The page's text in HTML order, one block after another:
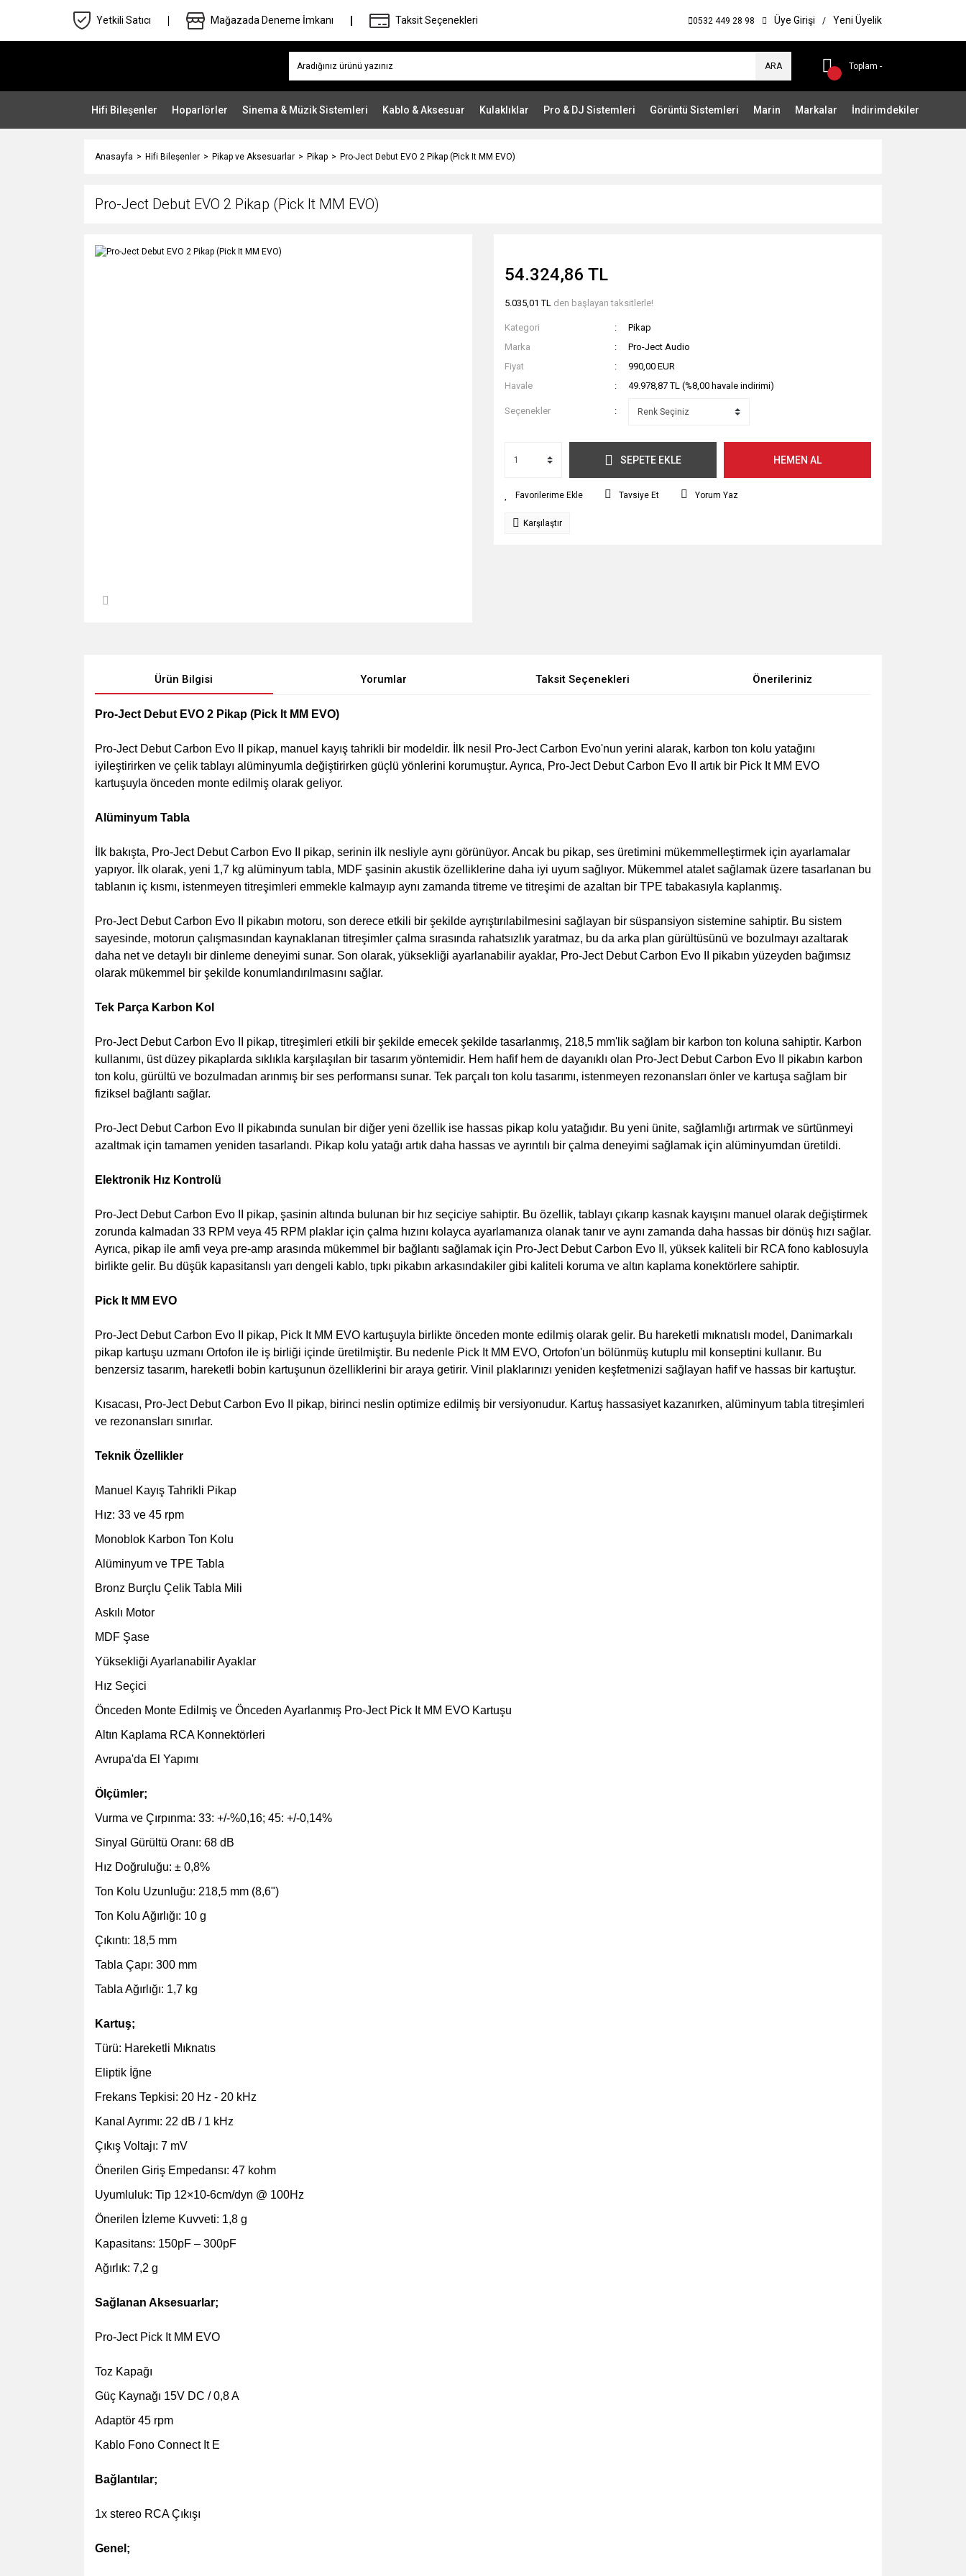
Yetkili Satıcı Mağazada Deneme İmkanı Taksit Seçenekleri 0532 449 28 98 Üye Girişi / Yeni Üyelik
ARA Toplam -
Hifi Bileşenler Hoparlörler Sinema & Müzik Sistemleri Kablo & Aksesuar Kulaklıklar Pro & DJ Sistemleri Görüntü Sistemleri Marin Markalar İndirimdekiler
Anasayfa Hifi Bileşenler Pikap ve Aksesuarlar Pikap Pro-Ject Debut EVO 2 Pikap (Pick It MM EVO)
Pro-Ject Debut EVO 2 Pikap (Pick It MM EVO)
54.324,86 TL
5.035,01 TL den başlayan taksitlerle!
Kategori
Pikap
Marka
Pro-Ject Audio
Fiyat
990,00 EUR
Havale
49.978,87 TL (%8,00 havale indirimi)
Seçenekler
SEPETE EKLE HEMEN AL
Tavsiye Et Yorum Yaz
Karşılaştır
Ürün Bilgisi Yorumlar Taksit Seçenekleri Önerileriniz
Pro-Ject Debut EVO 2 Pikap (Pick It MM EVO)
Pro-Ject Debut Carbon Evo II pikap, manuel kayış tahrikli bir modeldir. İlk nesil Pro-Ject Carbon Evo'nun yerini alarak, karbon ton kolu yatağını
iyileştirirken ve çelik tablayı alüminyumla değiştirirken güçlü yönlerini korumuştur. Ayrıca, Pro-Ject Debut Carbon Evo II artık bir Pick It MM EVO
kartuşuyla önceden monte edilmiş olarak geliyor.
Alüminyum Tabla
İlk bakışta, Pro-Ject Debut Carbon Evo II pikap, serinin ilk nesliyle aynı görünüyor. Ancak bu pikap, ses üretimini mükemmelleştirmek için ayarlamalar
yapıyor. İlk olarak, yeni 1,7 kg alüminyum tabla, MDF şasinin akustik özelliklerine daha iyi uyum sağlıyor. Mükemmel atalet sağlamak üzere tasarlanan bu
tablanın iç kısmı, istenmeyen titreşimleri emmekle kalmayıp aynı zamanda titreme ve titreşimi de azaltan bir TPE tabakasıyla kaplanmış.
Pro-Ject Debut Carbon Evo II pikabın motoru, son derece etkili bir şekilde ayrıştırılabilmesini sağlayan bir süspansiyon sistemine sahiptir. Bu sistem
sayesinde, motorun çalışmasından kaynaklanan titreşimler çalma sırasında rahatsızlık yaratmaz, bu da arka plan gürültüsünü ve bozulmayı azaltarak
daha net ve detaylı bir dinleme deneyimi sunar. Son olarak, yüksekliği ayarlanabilir ayaklar, Pro-Ject Debut Carbon Evo II pikabın yüzeyden bağımsız
olarak mükemmel bir şekilde konumlandırılmasını sağlar.
Tek Parça Karbon Kol
Pro-Ject Debut Carbon Evo II pikap, titreşimleri etkili bir şekilde emecek şekilde tasarlanmış, 218,5 mm'lik sağlam bir karbon ton koluna sahiptir. Karbon
kullanımı, üst düzey pikaplarda sıklıkla karşılaşılan bir tasarım yöntemidir. Hem hafif hem de dayanıklı olan Pro-Ject Debut Carbon Evo II pikabın karbon
ton kolu, gürültü ve bozulmadan arınmış bir ses performansı sunar. Tek parçalı ton kolu tasarımı, istenmeyen rezonansları önler ve kartuşa sağlam bir
fiziksel bağlantı sağlar.
Pro-Ject Debut Carbon Evo II pikabında sunulan bir diğer yeni özellik ise hassas pikap kolu yatağıdır. Bu yeni ünite, sağlamlığı artırmak ve sürtünmeyi
azaltmak için tamamen yeniden tasarlandı. Pikap kolu yatağı artık daha hassas ve ayrıntılı bir çalma deneyimi sağlamak için alüminyumdan üretildi.
Elektronik Hız Kontrolü
Pro-Ject Debut Carbon Evo II pikap, şasinin altında bulunan bir hız seçiciye sahiptir. Bu özellik, tablayı çıkarıp kasnak kayışını manuel olarak değiştirmek
zorunda kalmadan 33 RPM veya 45 RPM plaklar için çalma hızını kolayca ayarlamanıza olanak tanır ve aynı zamanda daha hassas bir dönüş hızı sağlar.
Ayrıca, pikap ile amfi veya pre-amp arasında mükemmel bir bağlantı sağlamak için Pro-Ject Debut Carbon Evo II, yüksek kaliteli bir RCA fono kablosuyla
birlikte gelir. Bu düşük kapasitanslı yarı dengeli kablo, tıpkı pikabın arkasındakiler gibi kaliteli koruma ve altın kaplama konektörlere sahiptir.
Pick It MM EVO
Pro-Ject Debut Carbon Evo II pikap, Pick It MM EVO kartuşuyla birlikte önceden monte edilmiş olarak gelir. Bu hareketli mıknatıslı model, Danimarkalı
pikap kartuşu uzmanı Ortofon ile iş birliği içinde üretilmiştir. Bu nedenle Pick It MM EVO, Ortofon'un bölünmüş kutuplu mil konseptini kullanır. Bu
benzersiz tasarım, hareketli bobin kartuşunun özelliklerini bir araya getirir. Vinil plaklarınızı yeniden keşfetmenizi sağlayan hafif ve hassas bir kartuştur.
Kısacası, Pro-Ject Debut Carbon Evo II pikap, birinci neslin optimize edilmiş bir versiyonudur. Kartuş hassasiyet kazanırken, alüminyum tabla titreşimleri
ve rezonansları sınırlar.
Teknik Özellikler
Manuel Kayış Tahrikli Pikap
Hız: 33 ve 45 rpm
Monoblok Karbon Ton Kolu
Alüminyum ve TPE Tabla
Bronz Burçlu Çelik Tabla Mili
Askılı Motor
MDF Şase
Yüksekliği Ayarlanabilir Ayaklar
Hız Seçici
Önceden Monte Edilmiş ve Önceden Ayarlanmış Pro-Ject Pick It MM EVO Kartuşu
Altın Kaplama RCA Konnektörleri
Avrupa'da El Yapımı
Ölçümler;
Vurma ve Çırpınma: 33: +/-%0,16; 45: +/-0,14%
Sinyal Gürültü Oranı: 68 dB
Hız Doğruluğu: ± 0,8%
Ton Kolu Uzunluğu: 218,5 mm (8,6")
​​Ton Kolu Ağırlığı: 10 g
Çıkıntı: 18,5 mm
Tabla Çapı: 300 mm
Tabla Ağırlığı: 1,7 kg
Kartuş;
Türü: Hareketli Mıknatıs
Eliptik İğne
Frekans Tepkisi: 20 Hz - 20 kHz
Kanal Ayrımı: 22 dB / 1 kHz
Çıkış Voltajı: 7 mV
Önerilen Giriş Empedansı: 47 kohm
Uyumluluk: Tip 12×10-6cm/dyn @ 100Hz
Önerilen İzleme Kuvveti: 1,8 g
Kapasitans: 150pF – 300pF
Ağırlık: 7,2 g
Sağlanan Aksesuarlar;
Pro-Ject Pick It MM EVO
Toz Kapağı
Güç Kaynağı 15V DC / 0,8 A
Adaptör 45 rpm
Kablo Fono Connect It E
Bağlantılar;
1x stereo RCA Çıkışı
Genel;